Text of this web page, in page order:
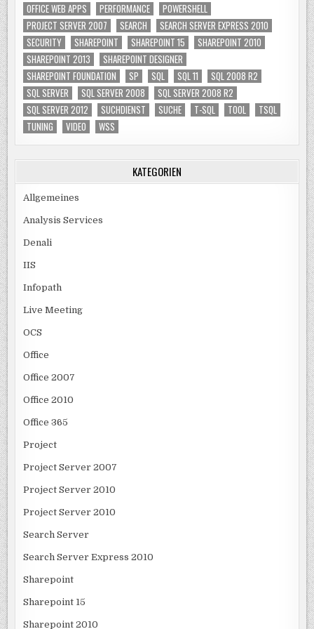
OFFICE WEB APPS
PERFORMANCE
POWERSHELL
PROJECT SERVER 2007
SEARCH
SEARCH SERVER EXPRESS 2010
SECURITY
SHAREPOINT SHAREPOINT 15
SHAREPOINT 2010
SHAREPOINT 2013
SHAREPOINT DESIGNER
SHAREPOINT FOUNDATION
SP SQL SQL 11
SQL 2008 R2
SQL SERVER
SQL SERVER 2008
SQL SERVER 2008 R2
SQL SERVER 2012
SUCHDIENST SUCHE T-SQL TOOL
TSQL
TUNING
VIDEO WSS
KATEGORIEN
Allgemeines
Analysis Services
Denali
IIS
Infopath
Live Meeting
OCS
Office
Office 2007
Office 2010
Office 365
Project
Project Server 2007
Project Server 2010
Project Server 2010
Search Server
Search Server Express 2010
Sharepoint
Sharepoint 15
Sharepoint 2010